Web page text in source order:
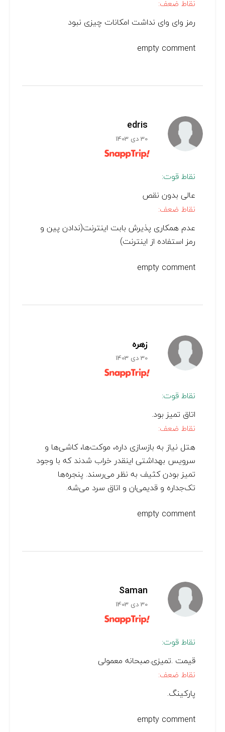
نقاط ضعف:
رمز وای وای نداشت امکانات چیزی نبود
empty comment
edris
30 دی 1403
نقاط قوت:
عالی بدون نقص
نقاط ضعف:
عدم همکاری پذیرش بابت اینترنت(ندادن پین و
رمز استفاده از اینترنت)
empty comment
زهره
30 دی 1403
نقاط قوت:
اتاق تمیز بود.
نقاط ضعف:
هتل نیاز به بازسازی داره، موکت‌ها، کاشی‌ها و
سرویس بهداشتی اینقدر خراب شدند که با وجود
تمیز بودن کثیف به نظر می‌رسند. پنجره‌ها
تک‌جداره و قدیمی‌ان و اتاق سرد می‌شه.
empty comment
Saman
30 دی 1403
نقاط قوت:
قیمت .تمیزی.صبحانه معمولی
نقاط ضعف:
پارکینگ.
empty comment